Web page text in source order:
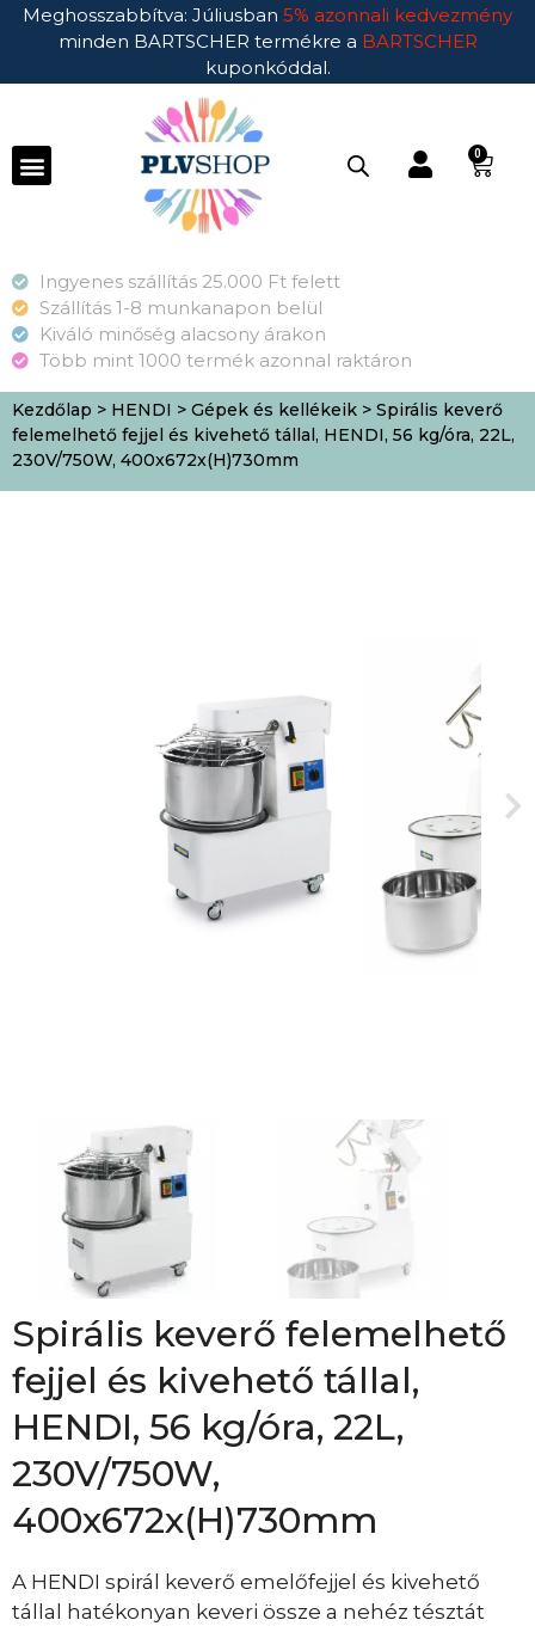
Meghosszabbítva: Júliusban 5% azonnali kedvezmény
minden BARTSCHER termékre a BARTSCHER
kuponkóddal.
0
Ingyenes szállítás 25.000 Ft felett
Szállítás 1-8 munkanapon belül
Kiváló minőség alacsony árakon
Több mint 1000 termék azonnal raktáron
Kezdőlap > HENDI > Gépek és kellékeik > Spirális keverő
felemelhető fejjel és kivehető tállal, HENDI, 56 kg/óra, 22L,
230V/750W, 400x672x(H)730mm
Spirális keverő felemelhető
fejjel és kivehető tállal,
HENDI, 56 kg/óra, 22L,
230V/750W,
400x672x(H)730mm
A HENDI spirál keverő emelőfejjel és kivehető
tállal hatékonyan keveri össze a nehéz tésztát